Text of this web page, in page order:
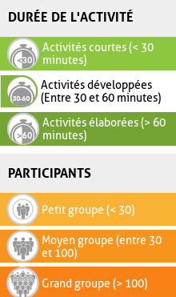
DURÉE DE L'ACTIVITÉ
Activités courtes (< 30
minutes)
Activités développées
(Entre 30 et 60 minutes)
Activités élaborées (> 60
minutes)
PARTICIPANTS
Petit groupe (< 30)
Moyen groupe (entre 30
et 100)
Grand groupe (> 100)